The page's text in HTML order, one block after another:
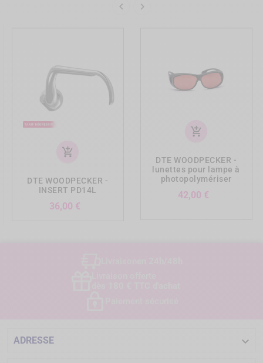
 
add_shopping_cart
DTE WOODPECKER -
INSERT PD14L
36,00 €
add_shopping_cart
DTE WOODPECKER -
lunettes pour lampe à
photopolymériser
42,00 €
ADRESSE 